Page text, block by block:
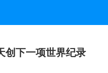
创下一项世界纪录